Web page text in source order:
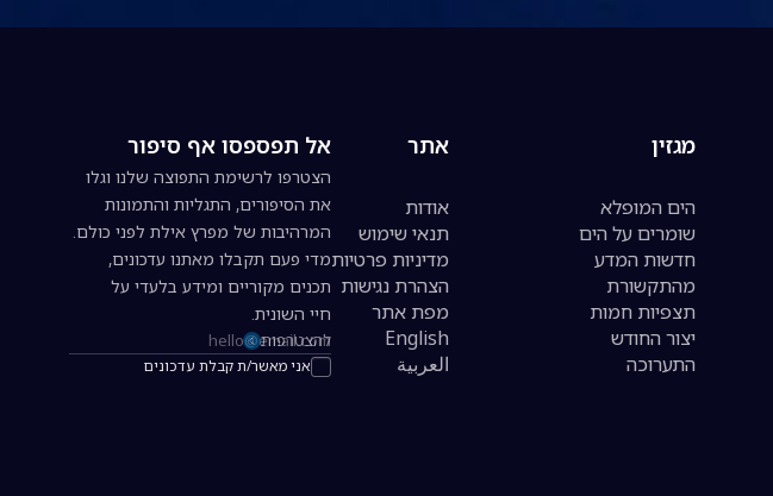
מגזין
הים המופלא
שומרים על הים
חדשות המדע
מהתקשורת
תצפיות חמות
יצור החודש
התערוכה
אתר
אודות
תנאי שימוש
מדיניות פרטיות
הצהרת נגישות
מפת אתר
English
العربية
אל תפספסו אף סיפור
הצטרפו לרשימת התפוצה שלנו וגלו
את הסיפורים, התגליות והתמונות
המרהיבות של מפרץ אילת לפני כולם.
מדי פעם תקבלו מאתנו עדכונים,
תכנים מקוריים ומידע בלעדי על
חיי השונית.
כתובת אימייל להרשמה לניוזלטר
אני מאשר/ת קבלת עדכונים
להצטרפות